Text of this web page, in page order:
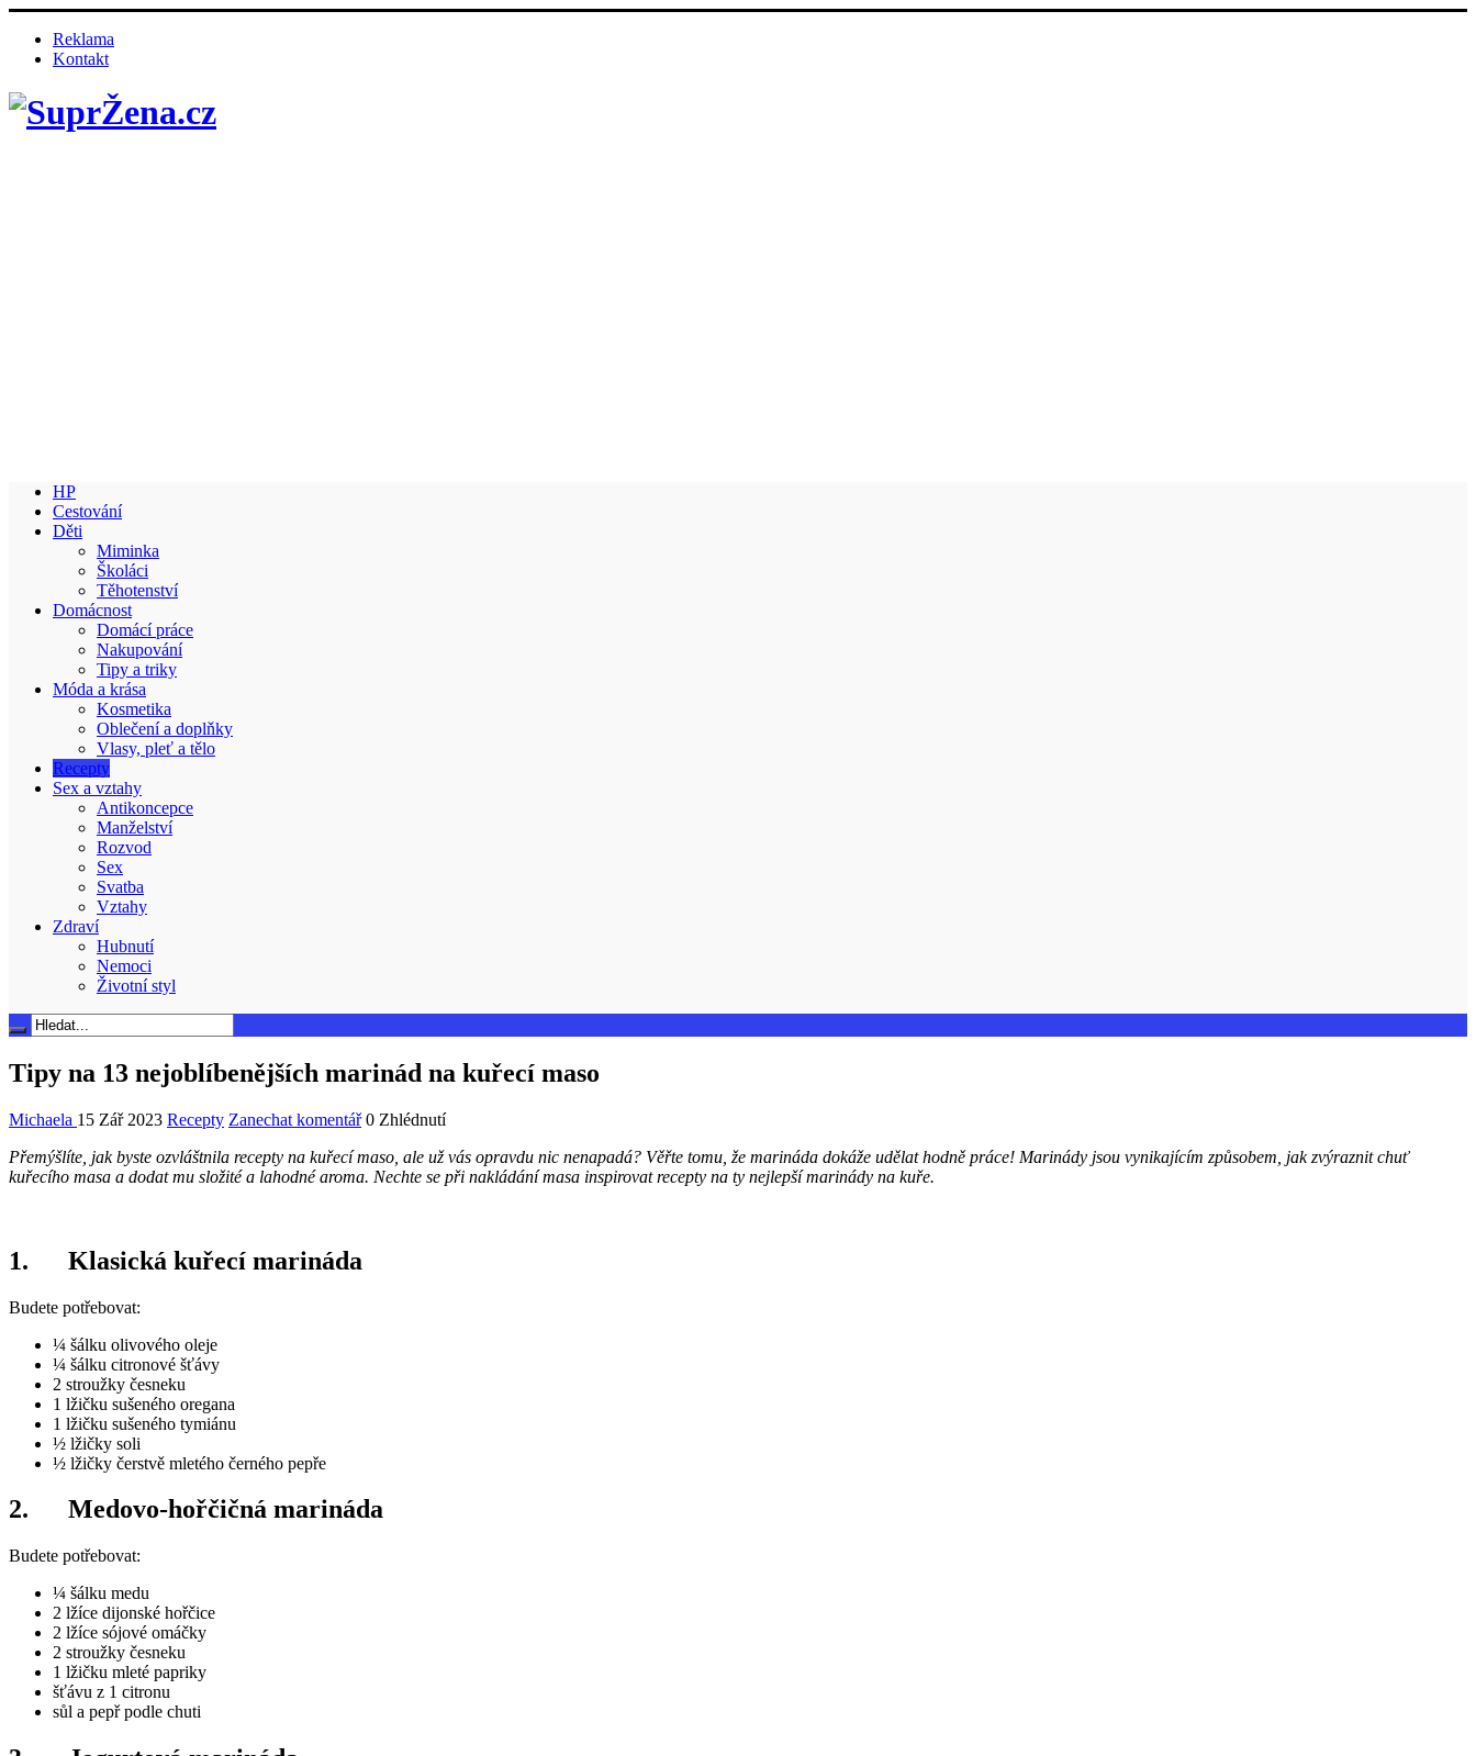
Reklama
Kontakt
HP
Cestování
Děti
Miminka
Školáci
Těhotenství
Domácnost
Domácí práce
Nakupování
Tipy a triky
Móda a krása
Kosmetika
Oblečení a doplňky
Vlasy, pleť a tělo
Recepty
Sex a vztahy
Antikoncepce
Manželství
Rozvod
Sex
Svatba
Vztahy
Zdraví
Hubnutí
Nemoci
Životní styl
Tipy na 13 nejoblíbenějších marinád na kuřecí maso
Michaela 15 Zář 2023 Recepty Zanechat komentář 0 Zhlédnutí
Přemýšlíte, jak byste ozvláštnila recepty na kuřecí maso, ale už vás opravdu nic nenapadá? Věřte tomu, že marináda dokáže udělat hodně práce! Marinády jsou vynikajícím způsobem, jak zvýraznit chuť
kuřecího masa a dodat mu složité a lahodné aroma. Nechte se při nakládání masa inspirovat recepty na ty nejlepší marinády na kuře.
1. Klasická kuřecí marináda
Budete potřebovat:
¼ šálku olivového oleje
¼ šálku citronové šťávy
2 stroužky česneku
1 lžičku sušeného oregana
1 lžičku sušeného tymiánu
½ lžičky soli
½ lžičky čerstvě mletého černého pepře
2. Medovo-hořčičná marináda
Budete potřebovat:
¼ šálku medu
2 lžíce dijonské hořčice
2 lžíce sójové omáčky
2 stroužky česneku
1 lžičku mleté papriky
šťávu z 1 citronu
sůl a pepř podle chuti